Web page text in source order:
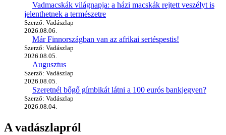
Vadmacskák világnapja: a házi macskák rejtett veszélyt is
jelenthetnek a természetre
Szerző: Vadászlap
2026.08.06.
Már Finnországban van az afrikai sertéspestis!
Szerző: Vadászlap
2026.08.05.
Augusztus
Szerző: Vadászlap
2026.08.05.
Szeretnél bőgő gímbikát látni a 100 eurós bankjegyen?
Szerző: Vadászlap
2026.08.04.
A vadászlapról